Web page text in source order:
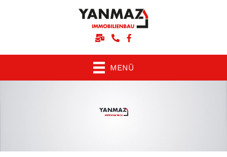
Schreiben Sie uns eine E-Mail
Rufen Sie uns an
Unsere facebook-Seite
MENÜ